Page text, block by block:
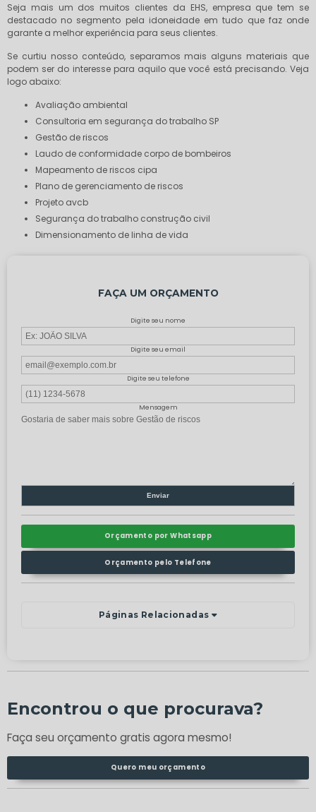
Seja mais um dos muitos clientes da EHS, empresa que tem se
destacado no segmento pela idoneidade em tudo que faz onde
garante a melhor experiência para seus clientes.
Se curtiu nosso conteúdo, separamos mais alguns materiais que
podem ser do interesse para aquilo que você está precisando. Veja
logo abaixo:
avaliação ambiental
consultoria em segurança do trabalho SP
gestão de riscos
laudo de conformidade corpo de bombeiros
mapeamento de riscos cipa
plano de gerenciamento de riscos
projeto avcb
segurança do trabalho construção civil
dimensionamento de linha de vida
FAÇA UM ORÇAMENTO
Digite seu nome
Digite seu email
Digite seu telefone
Mensagem
Orçamento por Whatsapp
Orçamento pelo Telefone
Páginas Relacionadas
Encontrou o que procurava?
Faça seu orçamento gratis agora mesmo!
Quero meu orçamento